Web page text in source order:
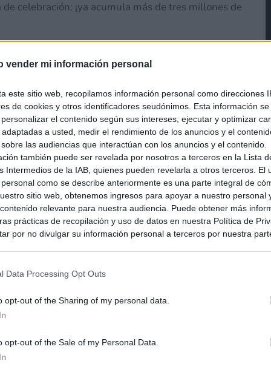
vender mi información personal
este sitio web, recopilamos información personal como direcciones
de cookies y otros identificadores seudónimos. Esta información
el contenido según sus intereses, ejecutar y optimizar
adaptadas a usted, medir el rendimiento de los anuncios y el
las audiencias que interactúan con los anuncios y el contenido.
también puede ser revelada por nosotros a terceros en la Lista
Intermedios de la IAB, quienes pueden revelarla a otros terceros. El
como se describe anteriormente es una parte integral de
sitio web, obtenemos ingresos para apoyar a nuestro personal
relevante para nuestra audiencia. Puede obtener más
prácticas de recopilación y uso de datos en nuestra Política de
por no divulgar su información personal a terceros por nuestra
en la información personal utilizada por nosotros o en
por no participar en la divulgación adicional de su información
en la Lista de participantes intermedios de la IAB.
Data Processing Opt Outs
opt-out of the Sharing of my personal data.
opt-out of the Sale of my Personal Data.
celebración: ¡ya acumula más de tres millones de
ya ha sido comprado más
and Hacker’s Memory have
worldwide!
and Hackers who have
with the Complete
a limited time: